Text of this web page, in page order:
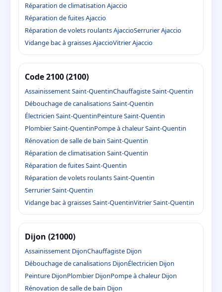
Réparation de climatisation Ajaccio
Réparation de fuites Ajaccio
Réparation de volets roulants AjaccioSerrurier Ajaccio
Vidange bac à graisses AjaccioVitrier Ajaccio
Code 2100 (2100)
Assainissement Saint-QuentinChauffagiste Saint-Quentin
Débouchage de canalisations Saint-Quentin
Électricien Saint-QuentinPeinture Saint-Quentin
Plombier Saint-QuentinPompe à chaleur Saint-Quentin
Rénovation de salle de bain Saint-Quentin
Réparation de climatisation Saint-Quentin
Réparation de fuites Saint-Quentin
Réparation de volets roulants Saint-Quentin
Serrurier Saint-Quentin
Vidange bac à graisses Saint-QuentinVitrier Saint-Quentin
Dijon (21000)
Assainissement DijonChauffagiste Dijon
Débouchage de canalisations DijonÉlectricien Dijon
Peinture DijonPlombier DijonPompe à chaleur Dijon
Rénovation de salle de bain Dijon